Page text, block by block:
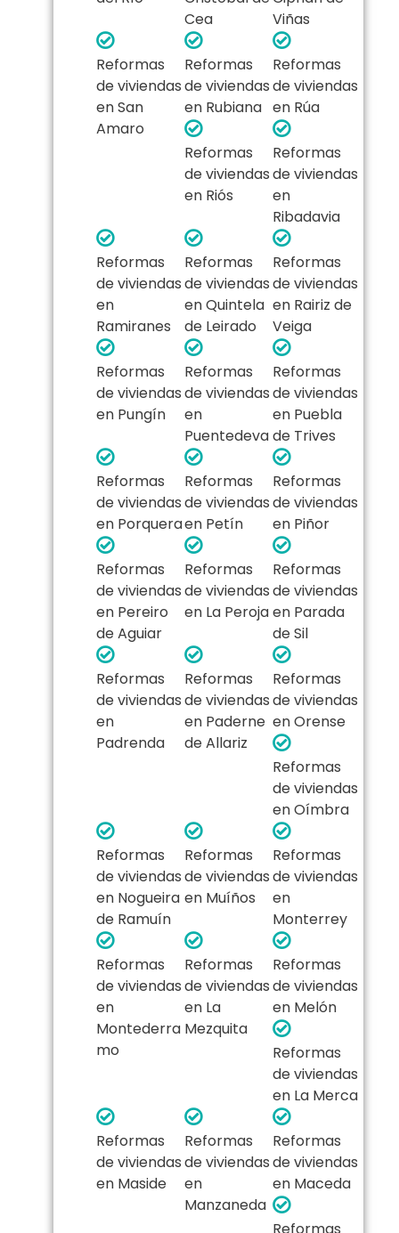
Cea
Viñas
Reformas
de viviendas
en San
Amaro
Reformas
de viviendas
en Rubiana
Reformas
de viviendas
en Rúa
Reformas
de viviendas
en Riós
Reformas
de viviendas
en
Ribadavia
Reformas
de viviendas
en
Ramiranes
Reformas
de viviendas
en Quintela
de Leirado
Reformas
de viviendas
en Rairiz de
Veiga
Reformas
de viviendas
en Pungín
Reformas
de viviendas
en
Puentedeva
Reformas
de viviendas
en Puebla
de Trives
Reformas
de viviendas
en Porquera
Reformas
de viviendas
en Petín
Reformas
de viviendas
en Piñor
Reformas
de viviendas
en Pereiro
de Aguiar
Reformas
de viviendas
en La Peroja
Reformas
de viviendas
en Parada
de Sil
Reformas
de viviendas
en
Padrenda
Reformas
de viviendas
en Paderne
de Allariz
Reformas
de viviendas
en Orense
Reformas
de viviendas
en Oímbra
Reformas
de viviendas
en Nogueira
de Ramuín
Reformas
de viviendas
en Muíños
Reformas
de viviendas
en
Monterrey
Reformas
de viviendas
en
Montederra
mo
Reformas
de viviendas
en La
Mezquita
Reformas
de viviendas
en Melón
Reformas
de viviendas
en La Merca
Reformas
de viviendas
en Maside
Reformas
de viviendas
en
Manzaneda
Reformas
de viviendas
en Maceda
Reformas